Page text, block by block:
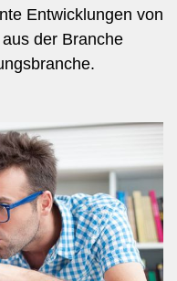
Entwicklungen von
der Branche